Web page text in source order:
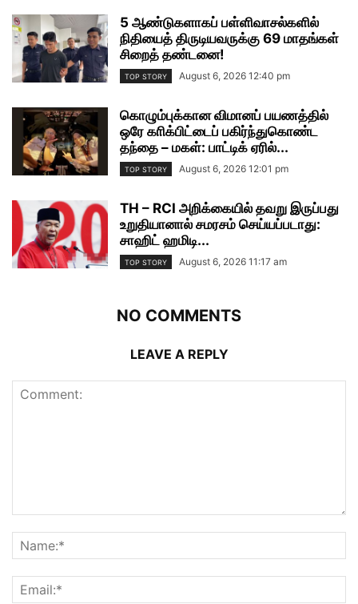
5 ஆண்டுகளாகப் பள்ளிவாசல்களில்
நிதியைத் திருடியவருக்கு 69 மாதங்கள்
சிறைத் தண்டனை!
TOP STORY August 6, 2026 12:40 pm
கொழும்புக்கான விமானப் பயணத்தில்
ஒரே காிக்பிட்டைப் பகிர்ந்துகொண்ட
தந்தை – மகள்: பாட்டிக் ஏரில்...
TOP STORY August 6, 2026 12:01 pm
TH – RCI அறிக்கையில் தவறு இருப்பது
உறுதியானால் சமரசம் செய்யப்படாது:
சாஹிட் ஹமிடி...
TOP STORY August 6, 2026 11:17 am
NO COMMENTS
LEAVE A REPLY